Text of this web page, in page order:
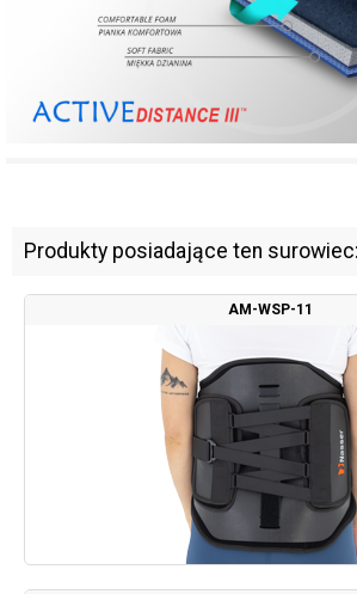
Produkty posiadające ten surowiec:
AM-WSP-11